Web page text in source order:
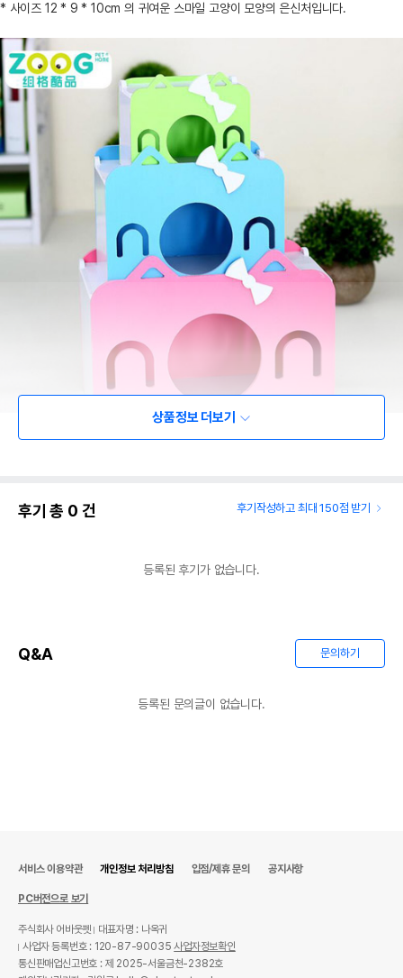
* 사이즈 12 * 9 * 10cm 의 귀여운 스마일 고양이 모양의 은신처입니다.
품명 및 모델명 주그 하우스 은신처 (LS-527) - 블루
수입자를 함께 표기
어바웃펫//1644-9601
상품정보 더보기
후기 총 0 건 후기작성하고 최대 150점 받기
등록된 후기가 없습니다.
Q&A 문의하기
등록된 문의글이 없습니다.
서비스 이용약관 개인정보 처리방침 입점/제휴 문의 공지사항
PC버전으로 보기
주식회사 어바웃펫
대표자명 : 나옥귀
사업자 등록번호 : 120-87-90035사업자정보확인
통신판매업신고번호 : 제 2025-서울금천-2382호